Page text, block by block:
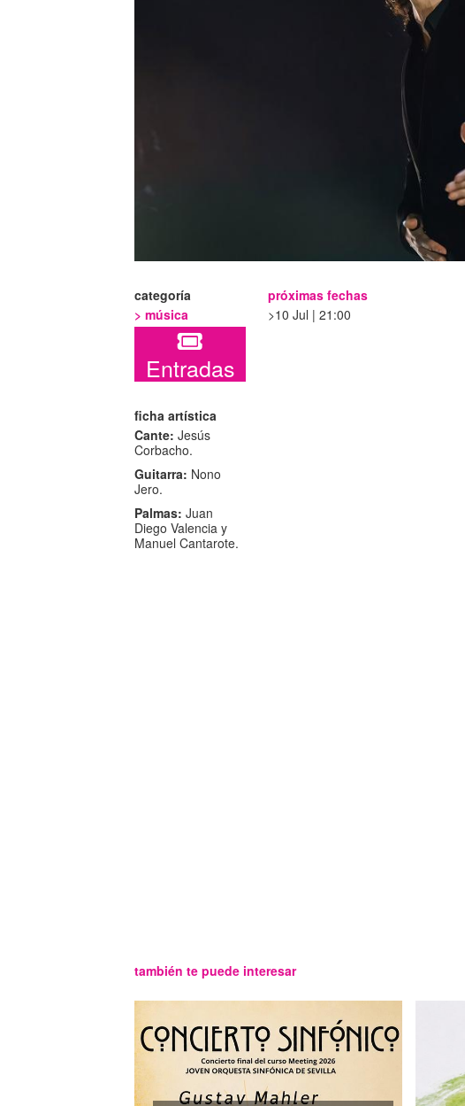
categoría
>música
Entradas
próximas fechas
10 Jul | 21:00
ficha artística
Cante: Jesús
Corbacho.
Guitarra: Nono
Jero.
Palmas: Juan
Diego Valencia y
Manuel Cantarote.
también te puede interesar